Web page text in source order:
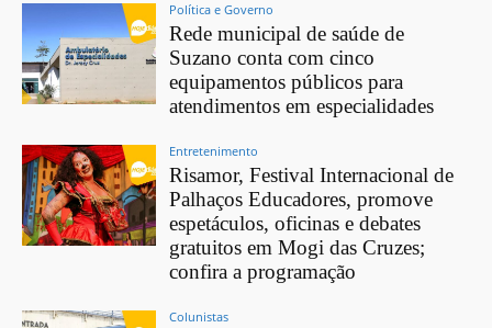
Política e Governo
Rede municipal de saúde de
Suzano conta com cinco
equipamentos públicos para
atendimentos em especialidades
Entretenimento
Risamor, Festival Internacional de
Palhaços Educadores, promove
espetáculos, oficinas e debates
gratuitos em Mogi das Cruzes;
confira a programação
Colunistas